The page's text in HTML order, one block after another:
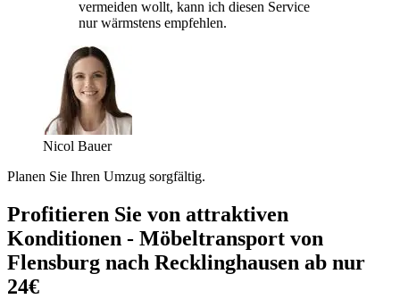
vermeiden wollt, kann ich diesen Service
nur wärmstens empfehlen.
Nicol Bauer
Planen Sie Ihren Umzug sorgfältig.
Profitieren Sie von attraktiven
Konditionen - Möbeltransport von
Flensburg nach Recklinghausen ab nur
24€